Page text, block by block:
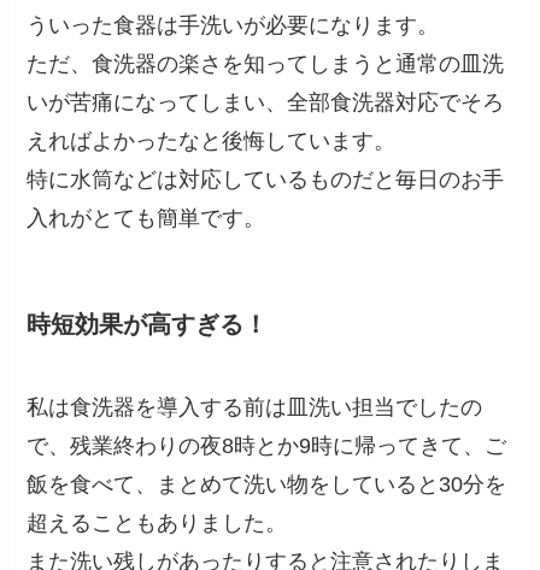
ういった食器は手洗いが必要になります。
ただ、食洗器の楽さを知ってしまうと通常の皿洗
いが苦痛になってしまい、全部食洗器対応でそろ
えればよかったなと後悔しています。
特に水筒などは対応しているものだと毎日のお手
入れがとても簡単です。
時短効果が高すぎる！
私は食洗器を導入する前は皿洗い担当でしたの
で、残業終わりの夜8時とか9時に帰ってきて、ご
飯を食べて、まとめて洗い物をしていると30分を
超えることもありました。
また洗い残しがあったりすると注意されたりしま